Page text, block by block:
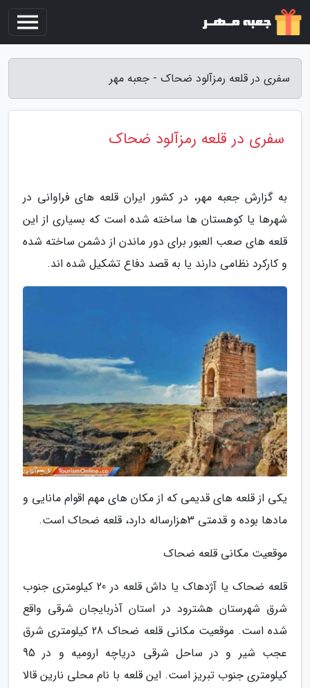
سفری در قلعه رمزآلود ضحاک - جعبه مهر
سفری در قلعه رمزآلود ضحاک
به گزارش جعبه مهر، در کشور ایران قلعه های فراوانی در
شهرها یا کوهستان ها ساخته شده است که بسیاری از این
قلعه های صعب العبور برای دور ماندن از دشمن ساخته شده
و کارکرد نظامی دارند یا به قصد دفاع تشکیل شده اند.
یکی از قلعه های قدیمی که از مکان های مهم اقوام مانایی و
مادها بوده و قدمتی 3هزارساله دارد، قلعه ضحاک است.
موقعیت مکانی قلعه ضحاک
قلعه ضحاک یا آژدهاک یا داش قلعه در 20 کیلومتری جنوب
شرق شهرستان هشترود در استان آذربایجان شرقی واقع
شده است. موقعیت مکانی قلعه ضحاک 28 کیلومتری شرق
عجب شیر و در ساحل شرقی دریاچه ارومیه و در 95
کیلومتری جنوب تبریز است. این قلعه با نام محلی نارین قالا